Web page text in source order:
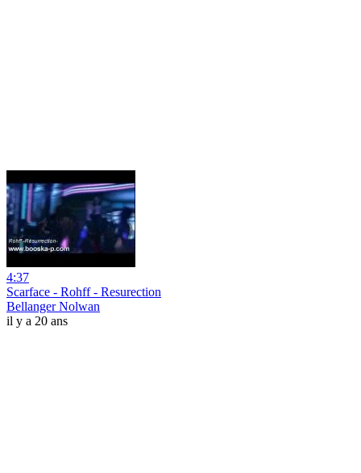
4:37
Scarface - Rohff - Resurection
Bellanger Nolwan
il y a 20 ans